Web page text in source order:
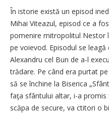
În istorie există un episod
Mihai Viteazul, episod ce a
pomenire mitropolitul Nestor
pe voievod. Episodul se
Alexandru cel Bun de a-l
trădare. Pe când era purtat
să se închine la Biserica
faţa sfântului altar, i-a promis
scăpa de secure, va ctitori o